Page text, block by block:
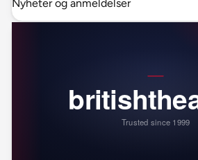
Nyheter og anmeldelser